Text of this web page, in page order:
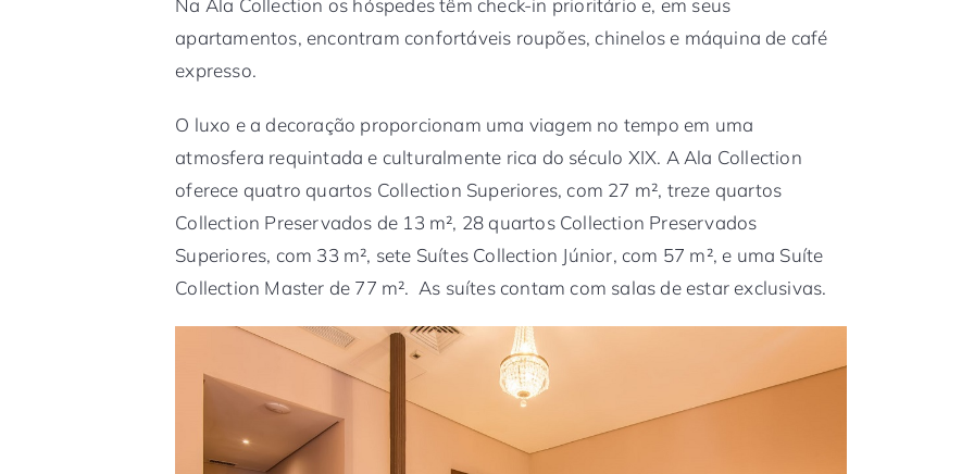
Na Ala Collection os hóspedes têm check-in prioritário e, em seus
apartamentos, encontram confortáveis roupões, chinelos e máquina de café
expresso.
O luxo e a decoração proporcionam uma viagem no tempo em uma
atmosfera requintada e culturalmente rica do século XIX. A Ala Collection
oferece quatro quartos Collection Superiores, com 27 m², treze quartos
Collection Preservados de 13 m², 28 quartos Collection Preservados
Superiores, com 33 m², sete Suítes Collection Júnior, com 57 m², e uma Suíte
Collection Master de 77 m². As suítes contam com salas de estar exclusivas.